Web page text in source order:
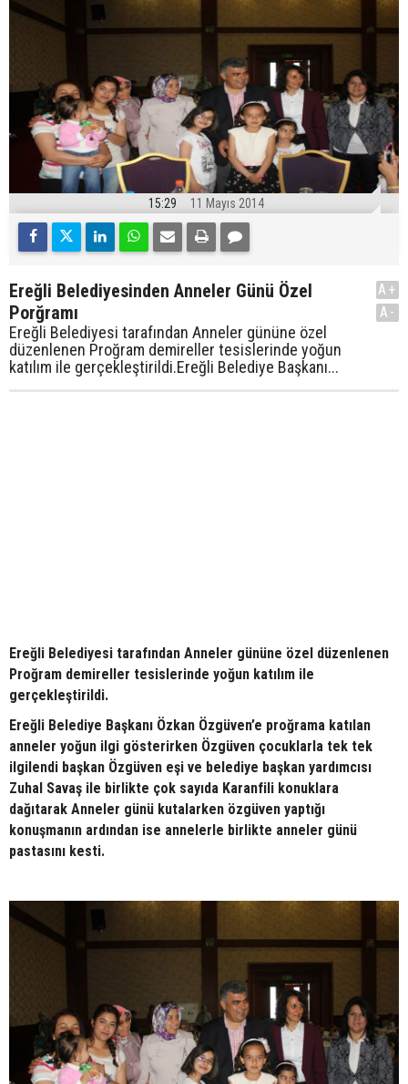
15:29 11 Mayıs 2014
Ereğli Belediyesinden Anneler Günü Özel
Porğramı
Ereğli Belediyesi tarafından Anneler gününe özel
düzenlenen Proğram demireller tesislerinde yoğun
katılım ile gerçekleştirildi.Ereğli Belediye Başkanı...
A+
A-
Ereğli Belediyesi tarafından Anneler gününe özel düzenlenen
Proğram demireller tesislerinde yoğun katılım ile
gerçekleştirildi.
Ereğli Belediye Başkanı Özkan Özgüven’e proğrama katılan
anneler yoğun ilgi gösterirken Özgüven çocuklarla tek tek
ilgilendi başkan Özgüven eşi ve belediye başkan yardımcısı
Zuhal Savaş ile birlikte çok sayıda Karanfili konuklara
dağıtarak Anneler günü kutalarken özgüven yaptığı
konuşmanın ardından ise annelerle birlikte anneler günü
pastasını kesti.